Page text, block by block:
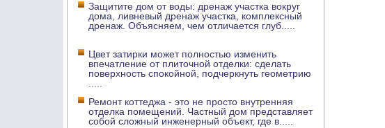
Защитите дом от воды: дренаж участка вокруг
дома, ливневый дренаж участка, комплексный
дренаж. Объясняем, чем отличается глуб
Цвет затирки может полностью изменить
впечатление от плиточной отделки: сделать
поверхность спокойной, подчеркнуть геометрию
Ремонт коттеджа - это не просто внутренняя
отделка помещений. Частный дом представляет
собой сложный инженерный объект, где в